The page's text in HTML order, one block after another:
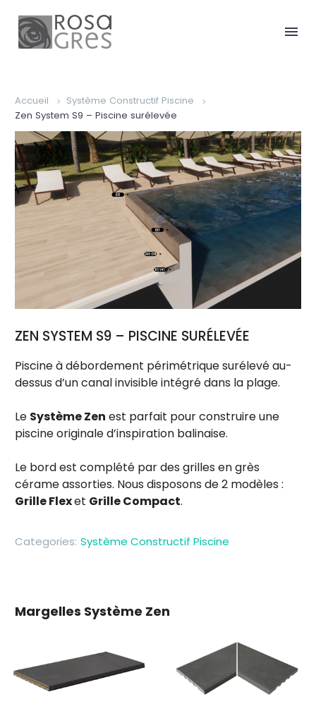
Accueil
Système Constructif Piscine
Zen System S9 – Piscine surélevée
ZEN SYSTEM S9 – PISCINE SURÉLEVÉE
Piscine à débordement périmétrique surélevé au-
dessus d’un canal invisible intégré dans la plage.
Le Système Zen est parfait pour construire une
piscine originale d’inspiration balinaise.
Le bord est complété par des grilles en grès
cérame assorties. Nous disposons de 2 modèles :
Grille Flexet Grille Compact.
Categories: Système Constructif Piscine
Margelles Système Zen